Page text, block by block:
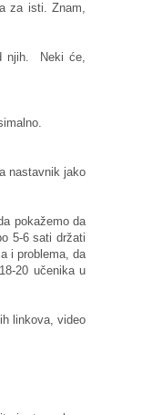
za isti. Znam,
njih. Neki će,
nastavnik jako
pokažemo da
5-6 sati držati
i problema, da
20 učenika u
linkova, video